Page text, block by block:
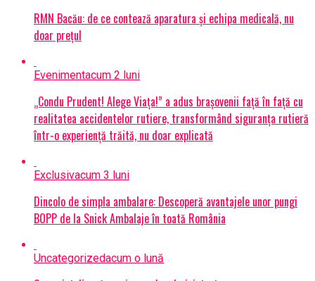
RMN Bacău: de ce contează aparatura și echipa medicală, nu
doar prețul
Evenimentacum 2 luni
„Condu Prudent! Alege Viața!” a adus brașovenii față în față cu
realitatea accidentelor rutiere, transformând siguranța rutieră
într-o experiență trăită, nu doar explicată
Exclusivacum 3 luni
Dincolo de simpla ambalare: Descoperă avantajele unor pungi
BOPP de la Snick Ambalaje în toată România
Uncategorizedacum o lună